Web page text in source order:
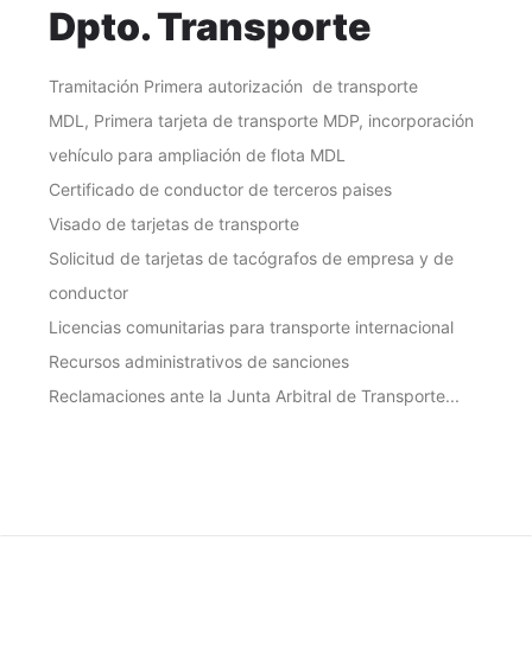
Dpto. Transporte
Tramitación Primera autorización de transporte
MDL, Primera tarjeta de transporte MDP, incorporación
vehículo para ampliación de flota MDL
Certificado de conductor de terceros paises
Visado de tarjetas de transporte
Solicitud de tarjetas de tacógrafos de empresa y de
conductor
Licencias comunitarias para transporte internacional
Recursos administrativos de sanciones
Reclamaciones ante la Junta Arbitral de Transporte...